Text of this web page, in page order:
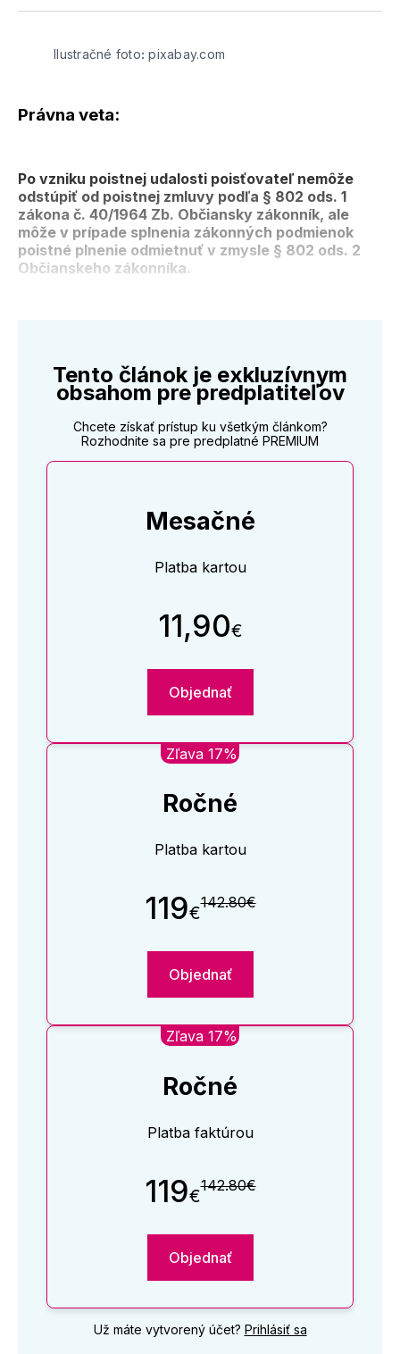
TwitterFacebooku
LinkedIne
E-
Ilustračné foto: pixabay.com
Právna veta:
Po vzniku poistnej udalosti poisťovateľ nemôže
odstúpiť od poistnej zmluvy podľa § 802 ods. 1
zákona č. 40/1964 Zb. Občiansky zákonník, ale
môže v prípade splnenia zákonných podmienok
poistné plnenie odmietnuť v zmysle § 802 ods. 2
Občianskeho zákonníka.
Tento článok je exkluzívnym
obsahom pre predplatiteľov
Chcete získať prístup ku všetkým článkom?
Rozhodnite sa pre predplatné PREMIUM
Mesačné
Platba kartou
11,90€
Objednať
Zľava 17%
Ročné
Platba kartou
119€142.80€
Objednať
Zľava 17%
Ročné
Platba faktúrou
119€142.80€
Objednať
Už máte vytvorený účet? Prihlásiť sa